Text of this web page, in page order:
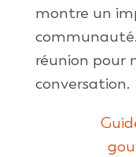
montre un
réunion pour
conversation.